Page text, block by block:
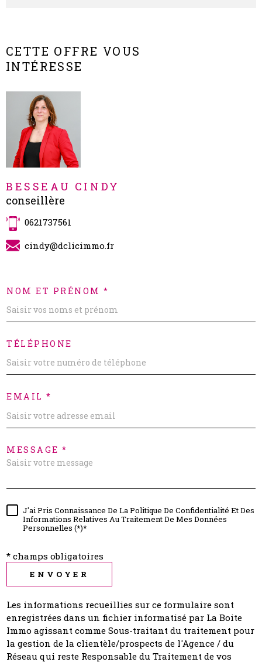
CETTE OFFRE VOUS
INTÉRESSE
BESSEAU CINDY
conseillère
0621737561
cindy@dclicimmo.fr
NOM ET PRÉNOM *
TÉLÉPHONE
EMAIL *
MESSAGE *
J'ai Pris Connaissance De La Politique De Confidentialité Et Des
Informations Relatives Au Traitement De Mes Données
Personnelles (*)*
* champs obligatoires
ENVOYER
Les informations recueillies sur ce formulaire sont
enregistrées dans un fichier informatisé par La Boite
Immo agissant comme Sous-traitant du traitement pour
la gestion de la clientèle/prospects de l'Agence / du
Réseau qui reste Responsable du Traitement de vos